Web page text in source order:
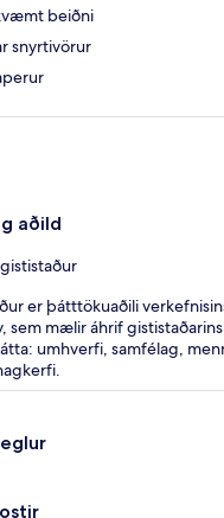
beiðni
snyrtivörur
aðild
er þátttökuaðili
sem mælir áhrif
umhverfi, samfélag,